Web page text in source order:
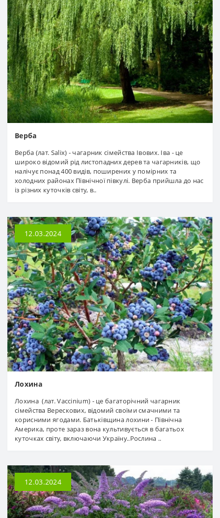
Верба
Верба (лат. Salix) - чагарник сімейства Івових. Іва - це
широко відомий рід листопадних дерев та чагарників, що
налічує понад 400 видів, поширених у помірних та
холодних районах Північної півкулі. Верба прийшла до нас
із різних куточків світу, в..
12.03.2024
Лохина
Лохина (лат. Vaccinium) - це багаторічний чагарник
сімейства Верескових, відомий своїми смачними та
корисними ягодами. Батьківщина лохини - Північна
Америка, проте зараз вона культивується в багатьох
куточках світу, включаючи Україну..Рослина ..
12.03.2024